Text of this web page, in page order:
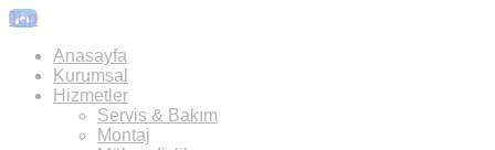
Top
Anasayfa
Kurumsal
Hizmetler
Servis & Bakım
Montaj